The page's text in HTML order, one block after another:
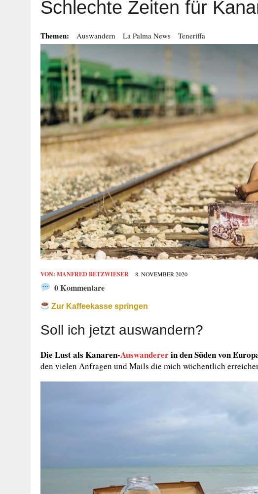
Schlechte Zeiten für
Themen: Auswandern La Palma News Teneriffa
VON: MANFRED BETZWIESER 8. NOVEMBER 2020
0 Kommentare
Zur Kaffeekasse springen
Soll ich jetzt auswandern?
Die Lust als Kanaren-Auswandererin den Süden von
den vielen Anfragen und Mails die mich wöchentlich